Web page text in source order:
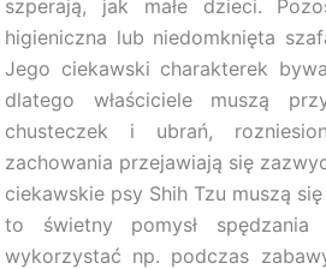
szperają, jak małe dzieci.
higieniczna lub niedomknięta
Jego ciekawski charakterek
dlatego właściciele muszą
chusteczek i ubrań,
zachowania przejawiają się
ciekawskie psy Shih Tzu muszą
to świetny pomysł spędzania
wykorzystać np. podczas